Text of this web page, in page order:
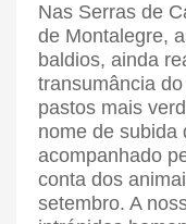
Nas Serras de
de Montalegre,
baldios, ainda
transumância
pastos mais
nome de subida
acompanhado
conta dos
setembro. A